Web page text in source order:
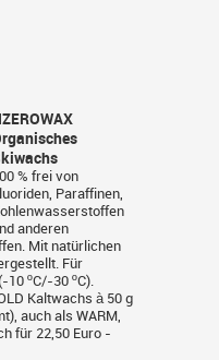
% frei von
Paraffinen,
anderen
Mit natürlichen
Für
ºC/-30 ºC).
Kaltwachs à 50 g
auch als WARM,
für 22,50 Euro -